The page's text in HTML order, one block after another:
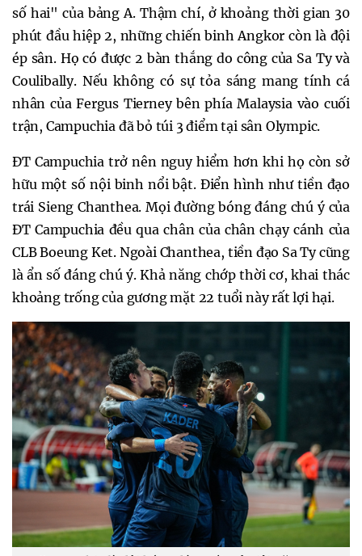
số hai" của bảng A. Thậm chí, ở khoảng thời gian 30
phút đầu hiệp 2, những chiến binh Angkor còn là đội
ép sân. Họ có được 2 bàn thắng do công của Sa Ty và
Coulibally. Nếu không có sự tỏa sáng mang tính cá
nhân của Fergus Tierney bên phía Malaysia vào cuối
trận, Campuchia đã bỏ túi 3 điểm tại sân Olympic.
ĐT Campuchia trở nên nguy hiểm hơn khi họ còn sở
hữu một số nội binh nổi bật. Điển hình như tiền đạo
trái Sieng Chanthea. Mọi đường bóng đáng chú ý của
ĐT Campuchia đều qua chân của chân chạy cánh của
CLB Boeung Ket. Ngoài Chanthea, tiền đạo Sa Ty cũng
là ẩn số đáng chú ý. Khả năng chớp thời cơ, khai thác
khoảng trống của gương mặt 22 tuổi này rất lợi hại.